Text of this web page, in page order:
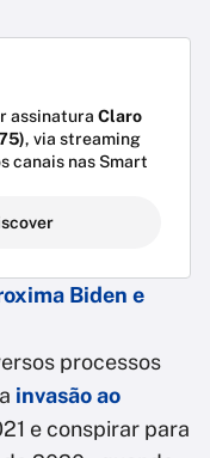
assinatura Claro
, via streaming
canais nas Smart
Biden e
processos
invasão ao
e conspirar para